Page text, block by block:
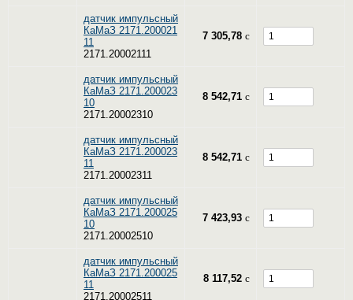
датчик импульсный
КаМаЗ 2171.200021
11
2171.20002111
7 305,78 c
датчик импульсный
КаМаЗ 2171.200023
10
2171.20002310
8 542,71 c
датчик импульсный
КаМаЗ 2171.200023
11
2171.20002311
8 542,71 c
датчик импульсный
КаМаЗ 2171.200025
10
2171.20002510
7 423,93 c
датчик импульсный
КаМаЗ 2171.200025
11
2171.20002511
8 117,52 c